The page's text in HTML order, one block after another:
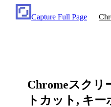
Capture Full Page
Chromeスクリ
トカット, キ